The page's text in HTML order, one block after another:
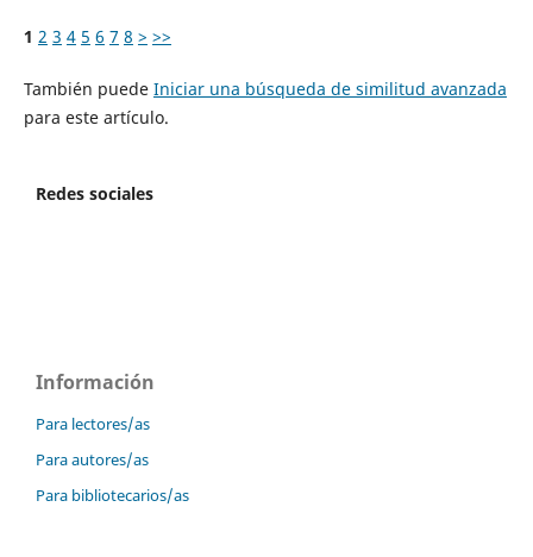
1 2 3 4 5 6 7 8 > >>
También puede Iniciar una búsqueda de similitud avanzada
para este artículo.
Redes sociales
Información
Para lectores/as
Para autores/as
Para bibliotecarios/as